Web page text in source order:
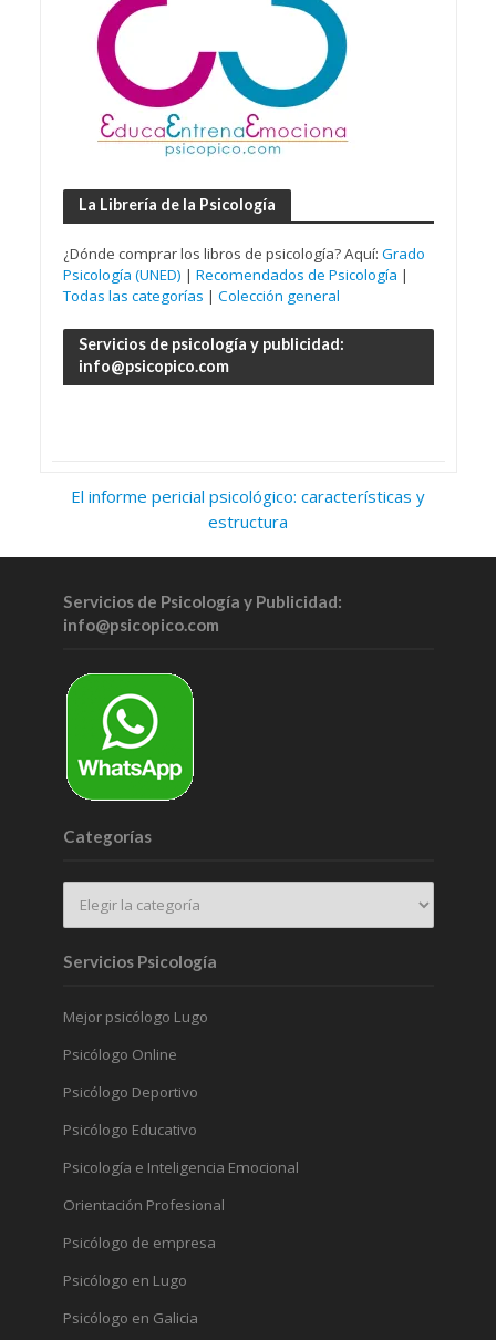
La Librería de la Psicología
¿Dónde comprar los libros de psicología? Aquí: Grado
Psicología (UNED) | Recomendados de Psicología |
Todas las categorías | Colección general
Servicios de psicología y publicidad:
info@psicopico.com
El informe pericial psicológico: características y
estructura
Servicios de Psicología y Publicidad:
info@psicopico.com
Categorías
Servicios Psicología
Mejor psicólogo Lugo
Psicólogo Online
Psicólogo Deportivo
Psicólogo Educativo
Psicología e Inteligencia Emocional
Orientación Profesional
Psicólogo de empresa
Psicólogo en Lugo
Psicólogo en Galicia